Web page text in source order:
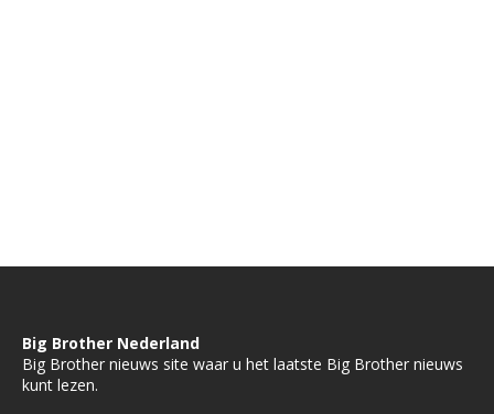
Big Brother Nederland
Big Brother nieuws site waar u het laatste Big Brother nieuws
kunt lezen.